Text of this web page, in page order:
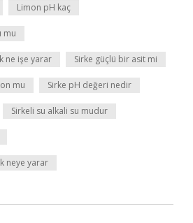
Limon pH kaç
mu
ne işe yarar Sirke güçlü bir asit mi
mu Sirke pH değeri nedir
Sirkeli su alkali su mudur
neye yarar